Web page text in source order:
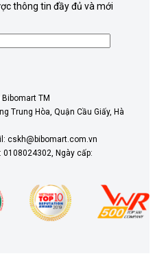
thông tin đầy đủ và mới
TM
Trung Hòa, Quận Cầu Giấy, Hà
cskh@bibomart.com.vn
0108024302, Ngày cấp: